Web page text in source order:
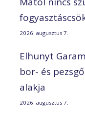
2026. augusztus 7.
Elhunyt
bor- és
alakja
2026. augusztus 7.